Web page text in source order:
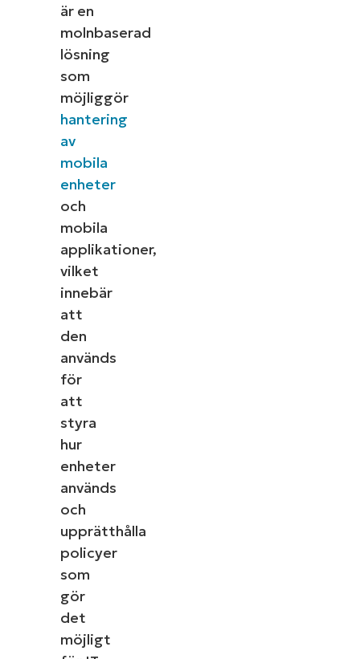
är en
molnbaserad
lösning
som
möjliggör
hantering
av
mobila
enheter
och
mobila
applikationer,
vilket
innebär
att
den
används
för
att
styra
hur
enheter
används
och
upprätthålla
policyer
som
gör
det
möjligt